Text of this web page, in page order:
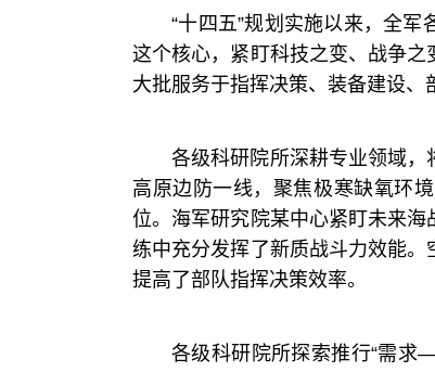
“十四五”规划实施以来，全
这个核心，紧盯科技之变、战争
大批服务于指挥决策、装备建设、
各级科研院所深耕专业领域
高原边防一线，聚焦极寒缺氧环
位。海军研究院某中心紧盯未来
练中充分发挥了新质战斗力效能
提高了部队指挥决策效率。
各级科研院所探索推行“需求